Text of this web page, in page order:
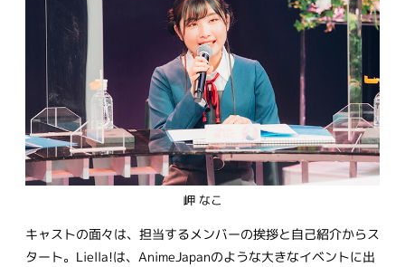
岬 なこ
キャストの面々は、担当するメンバーの挨拶と自己紹介からス
タート。Liella!は、AnimeJapanのような大きなイベントに出